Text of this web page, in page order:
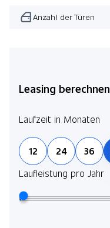
Anzahl der Türen
Leasing berechnen
Laufzeit in Monaten
12 24 36
Laufleistung pro Jahr